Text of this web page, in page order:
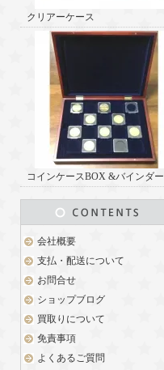
クリアーケース
コインケースBOX &バインダー
会社概要
支払・配送について
お問合せ
ショップブログ
買取りについて
免責事項
よくあるご質問